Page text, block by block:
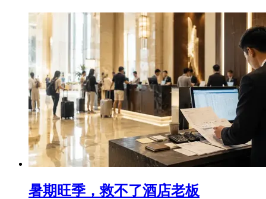
暑期旺季，救不了酒店老板